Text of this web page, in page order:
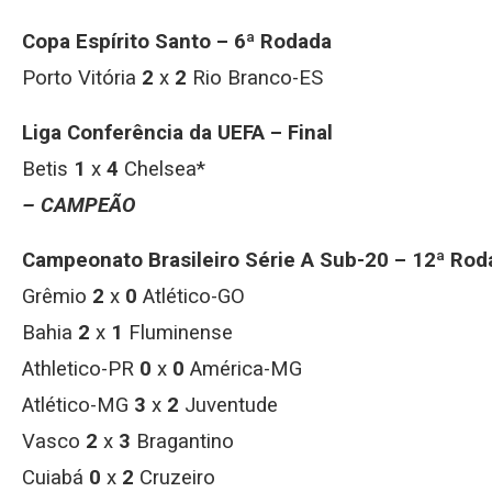
Copa Espírito Santo – 6ª Rodada
Porto Vitória 2 x 2 Rio Branco-ES
Liga Conferência da UEFA – Final
Betis 1 x 4 Chelsea*
– CAMPEÃO
Campeonato Brasileiro Série A Sub-20 – 12ª
Grêmio 2 x 0 Atlético-GO
Bahia 2 x 1 Fluminense
Athletico-PR 0 x 0 América-MG
Atlético-MG 3 x 2 Juventude
Vasco 2 x 3 Bragantino
Cuiabá 0 x 2 Cruzeiro